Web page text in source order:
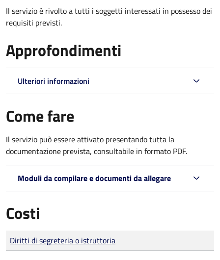
Il servizio è rivolto a tutti i soggetti interessati in possesso dei
requisiti previsti.
Approfondimenti
Ulteriori informazioni
Come fare
Il servizio può essere attivato presentando tutta la
documentazione prevista, consultabile in formato PDF.
Moduli da compilare e documenti da allegare
Costi
Tipo di pagamento
Importo
Diritti di segreteria o istruttoria